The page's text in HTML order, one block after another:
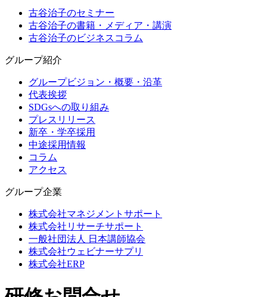
古谷治子のセミナー
古谷治子の書籍・メディア・講演
古谷治子のビジネスコラム
グループ紹介
グループビジョン・概要・沿革
代表挨拶
SDGsへの取り組み
プレスリリース
新卒・学卒採用
中途採用情報
コラム
アクセス
グループ企業
株式会社マネジメントサポート
株式会社リサーチサポート
一般社団法人 日本講師協会
株式会社ウェビナーサプリ
株式会社ERP